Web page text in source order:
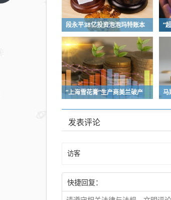
段永平38亿投资泡泡玛特账本
“上海雪花膏”生产商美兰破产
发表评论
快捷回复：